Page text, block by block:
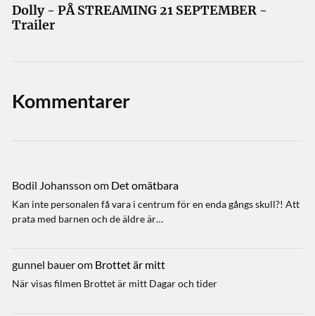
Dolly - PÅ STREAMING 21 SEPTEMBER -
Trailer
Kommentarer
Bodil Johansson om Det omätbara
Kan inte personalen få vara i centrum för en enda gångs skull?! Att
prata med barnen och de äldre är…
gunnel bauerom Brottet är mitt
När visas filmen Brottet är mitt Dagar och tider